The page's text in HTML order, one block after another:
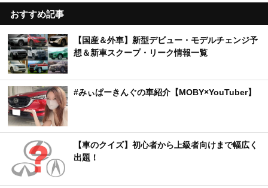
おすすめ記事
【国産＆外車】新型デビュー・モデルチェンジ予
想＆新車スクープ・リーク情報一覧
#みぃぱーきんぐの車紹介【MOBY×YouTuber】
【車のクイズ】初心者から上級者向けまで幅広く
出題！